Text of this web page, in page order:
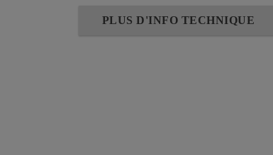
PLUS D'INFO TECHNIQUE